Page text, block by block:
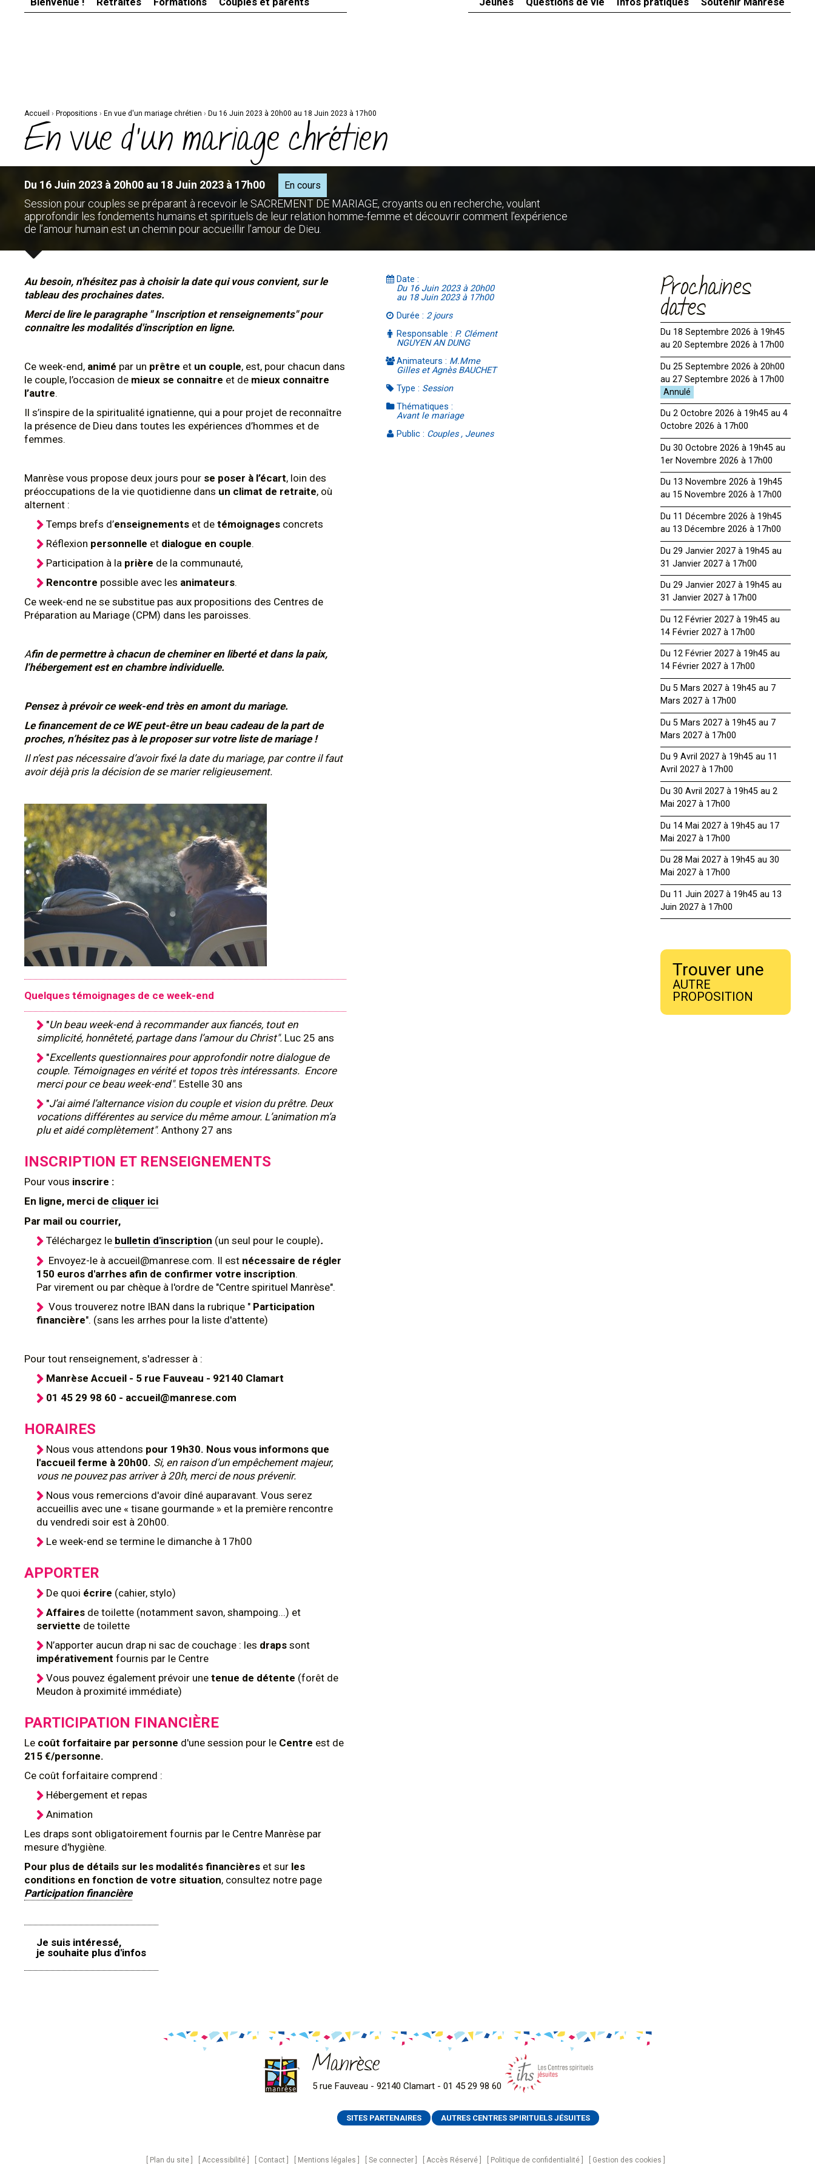
Accueil › Propositions › En vue d'un mariage chrétien › Du 16 Juin 2023 à 20h00 au 18 Juin 2023 à 17h00
En vue d'un mariage chrétien
Du 16 Juin 2023 à 20h00 au 18 Juin 2023 à 17h00 En cours
Session pour couples se préparant à recevoir le SACREMENT DE MARIAGE, croyants ou en recherche, voulant
approfondir les fondements humains et spirituels de leur relation homme-femme et découvrir comment l’expérience
de l’amour humain est un chemin pour accueillir l’amour de Dieu.
Au besoin, n'hésitez pas à choisir la date qui vous convient, sur le
tableau des prochaines dates.
Merci de lire le paragraphe " Inscription et renseignements" pour
connaitre les modalités d'inscription en ligne.
Ce week-end, animé par un prêtre et un couple, est, pour chacun dans
le couple, l’occasion de mieux se connaitre et de mieux connaitre
l’autre.
Il s’inspire de la spiritualité ignatienne, qui a pour projet de reconnaître
la présence de Dieu dans toutes les expériences d’hommes et de
femmes.
Manrèse vous propose deux jours pour se poser à l’écart, loin des
préoccupations de la vie quotidienne dans un climat de retraite, où
alternent :
Temps brefs d’enseignements et de témoignages concrets
Réflexion personnelle et dialogue en couple.
Participation à la prière de la communauté,
Rencontre possible avec les animateurs.
Ce week-end ne se substitue pas aux propositions des Centres de
Préparation au Mariage (CPM) dans les paroisses.
Afin de permettre à chacun de cheminer en liberté et dans la paix,
l’hébergement est en chambre individuelle.
Pensez à prévoir ce week-end très en amont du mariage.
Le financement de ce WE peut-être un beau cadeau de la part de
proches, n’hésitez pas à le proposer sur votre liste de mariage !
Il n’est pas nécessaire d’avoir fixé la date du mariage, par contre il faut
avoir déjà pris la décision de se marier religieusement.
Quelques témoignages de ce week-end
"Un beau week-end à recommander aux fiancés, tout en
simplicité, honnêteté, partage dans l’amour du Christ". Luc 25 ans
"Excellents questionnaires pour approfondir notre dialogue de
couple. Témoignages en vérité et topos très intéressants. Encore
merci pour ce beau week-end". Estelle 30 ans
"J’ai aimé l’alternance vision du couple et vision du prêtre. Deux
vocations différentes au service du même amour. L’animation m’a
plu et aidé complètement". Anthony 27 ans
INSCRIPTION ET RENSEIGNEMENTS
Pour vous inscrire :
En ligne, merci de cliquer ici
Par mail ou courrier,
Téléchargez le bulletin d'inscription (un seul pour le couple).
Envoyez-le à accueil@manrese.com. Il est nécessaire de régler
150 euros d'arrhes afin de confirmer votre inscription.
Par virement ou par chèque à l'ordre de "Centre spirituel Manrèse".
Vous trouverez notre IBAN dans la rubrique " Participation
financière". (sans les arrhes pour la liste d'attente)
Pour tout renseignement, s'adresser à :
Manrèse Accueil - 5 rue Fauveau - 92140 Clamart
01 45 29 98 60 - accueil@manrese.com
HORAIRES
Nous vous attendons pour 19h30. Nous vous informons que
l'accueil ferme à 20h00. Si, en raison d'un empêchement majeur,
vous ne pouvez pas arriver à 20h, merci de nous prévenir.
Nous vous remercions d'avoir dîné auparavant. Vous serez
accueillis avec une « tisane gourmande » et la première rencontre
du vendredi soir est à 20h00.
Le week-end se termine le dimanche à 17h00
APPORTER
De quoi écrire (cahier, stylo)
Affaires de toilette (notamment savon, shampoing...) et
serviette de toilette
N’apporter aucun drap ni sac de couchage : les draps sont
impérativement fournis par le Centre
Vous pouvez également prévoir une tenue de détente (forêt de
Meudon à proximité immédiate)
PARTICIPATION FINANCIÈRE
Le coût forfaitaire par personne d'une session pour le Centre est de
215 €/personne.
Ce coût forfaitaire comprend :
Hébergement et repas
Animation
Les draps sont obligatoirement fournis par le Centre Manrèse par
mesure d'hygiène.
Pour plus de détails sur les modalités financières et sur les
conditions en fonction de votre situation, consultez notre page
Participation financière
Je suis intéressé,
je souhaite plus d'infos
Date :
Du 16 Juin 2023 à 20h00
au 18 Juin 2023 à 17h00
Durée : 2 jours
Responsable : P. Clément
NGUYEN AN DUNG
Animateurs : M.Mme
Gilles et Agnès BAUCHET
Type : Session
Thématiques :
Avant le mariage
Public : Couples , Jeunes
Prochaines
dates
Du 18 Septembre 2026 à 19h45
au 20 Septembre 2026 à 17h00
Du 25 Septembre 2026 à 20h00
au 27 Septembre 2026 à 17h00
Du 2 Octobre 2026 à 19h45 au 4
Octobre 2026 à 17h00
Du 30 Octobre 2026 à 19h45 au
1er Novembre 2026 à 17h00
Du 13 Novembre 2026 à 19h45
au 15 Novembre 2026 à 17h00
Du 11 Décembre 2026 à 19h45
au 13 Décembre 2026 à 17h00
Du 29 Janvier 2027 à 19h45 au
31 Janvier 2027 à 17h00
Du 29 Janvier 2027 à 19h45 au
31 Janvier 2027 à 17h00
Du 12 Février 2027 à 19h45 au
14 Février 2027 à 17h00
Du 12 Février 2027 à 19h45 au
14 Février 2027 à 17h00
Du 5 Mars 2027 à 19h45 au 7
Mars 2027 à 17h00
Du 5 Mars 2027 à 19h45 au 7
Mars 2027 à 17h00
Du 9 Avril 2027 à 19h45 au 11
Avril 2027 à 17h00
Du 30 Avril 2027 à 19h45 au 2
Mai 2027 à 17h00
Du 14 Mai 2027 à 19h45 au 17
Mai 2027 à 17h00
Du 28 Mai 2027 à 19h45 au 30
Mai 2027 à 17h00
Du 11 Juin 2027 à 19h45 au 13
Juin 2027 à 17h00
Trouver une
AUTRE
PROPOSITION
Manrèse
5 rue Fauveau - 92140 Clamart - 01 45 29 98 60
SITES PARTENAIRES AUTRES CENTRES SPIRITUELS JÉSUITES
Plan du site Accessibilité Contact Mentions légales Se connecter Accès Réservé Politique de confidentialité Gestion des cookies